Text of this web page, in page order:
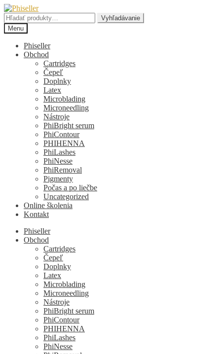
Preskočiť
na
navigáciu
Preskočiť
na
obsah
Hľadať:
Vyhľadávanie
Menu
Phiseller
Obchod
Cartridges
Čepeľ
Doplnky
Latex
Microblading
Microneedling
Nástroje
PhiBright serum
PhiContour
PHIHENNA
PhiLashes
PhiNesse
PhiRemoval
Pigmenty
Počas a po liečbe
Uncategorized
Online školenia
Kontakt
Phiseller
Obchod
Cartridges
Čepeľ
Doplnky
Latex
Microblading
Microneedling
Nástroje
PhiBright serum
PhiContour
PHIHENNA
PhiLashes
PhiNesse